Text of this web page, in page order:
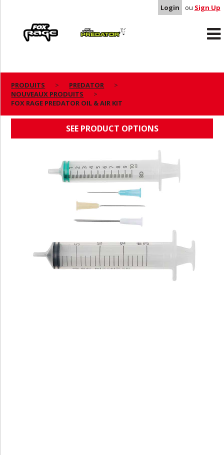
Login ou Sign Up
Predator
PRODUITS
PREDATOR
NOUVEAUX PRODUITS
FOX RAGE PREDATOR OIL & AIR KIT
FOX RAGE PREDATOR OIL & AIR KIT
SEE PRODUCT OPTIONS